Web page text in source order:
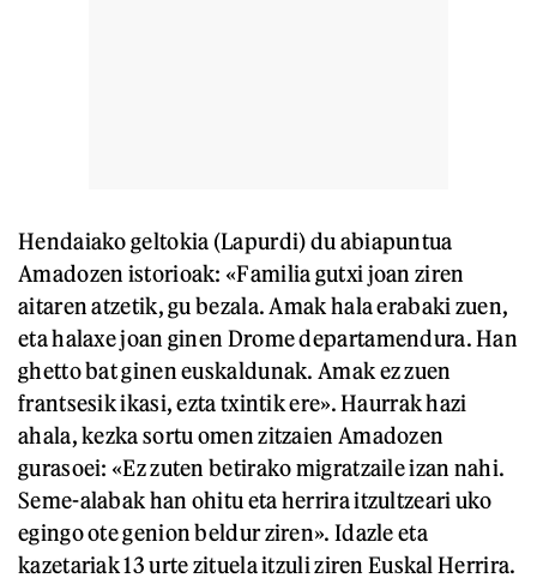
Hendaiako geltokia (Lapurdi) du abiapuntua
Amadozen istorioak: «Familia gutxi joan ziren
aitaren atzetik, gu bezala. Amak hala erabaki zuen,
eta halaxe joan ginen Drome departamendura. Han
ghetto bat ginen euskaldunak. Amak ez zuen
frantsesik ikasi, ezta txintik ere». Haurrak hazi
ahala, kezka sortu omen zitzaien Amadozen
gurasoei: «Ez zuten betirako migratzaile izan nahi.
Seme-alabak han ohitu eta herrira itzultzeari uko
egingo ote genion beldur ziren». Idazle eta
kazetariak 13 urte zituela itzuli ziren Euskal Herrira.